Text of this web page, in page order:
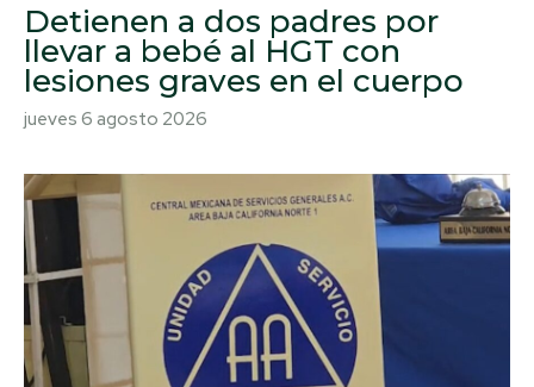
Detienen a dos padres por
llevar a bebé al HGT con
lesiones graves en el cuerpo
jueves 6 agosto 2026